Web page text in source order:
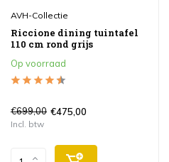
AVH-Collectie
Riccione dining tuintafel
110 cm rond grijs
Op voorraad
€699,00 €475,00
Incl. btw